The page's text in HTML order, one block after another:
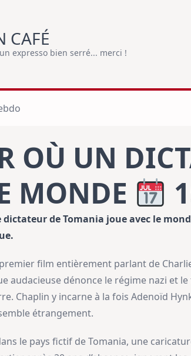
CAFÉ
expresso bien serré... merci !
OÙ UN
MONDE
dictateur de Tomania joue avec le
film entièrement parlant de
audacieuse dénonce le régime nazi et
Chaplin y incarne à la fois Adenoïd
étrangement.
le pays fictif de Tomania, une